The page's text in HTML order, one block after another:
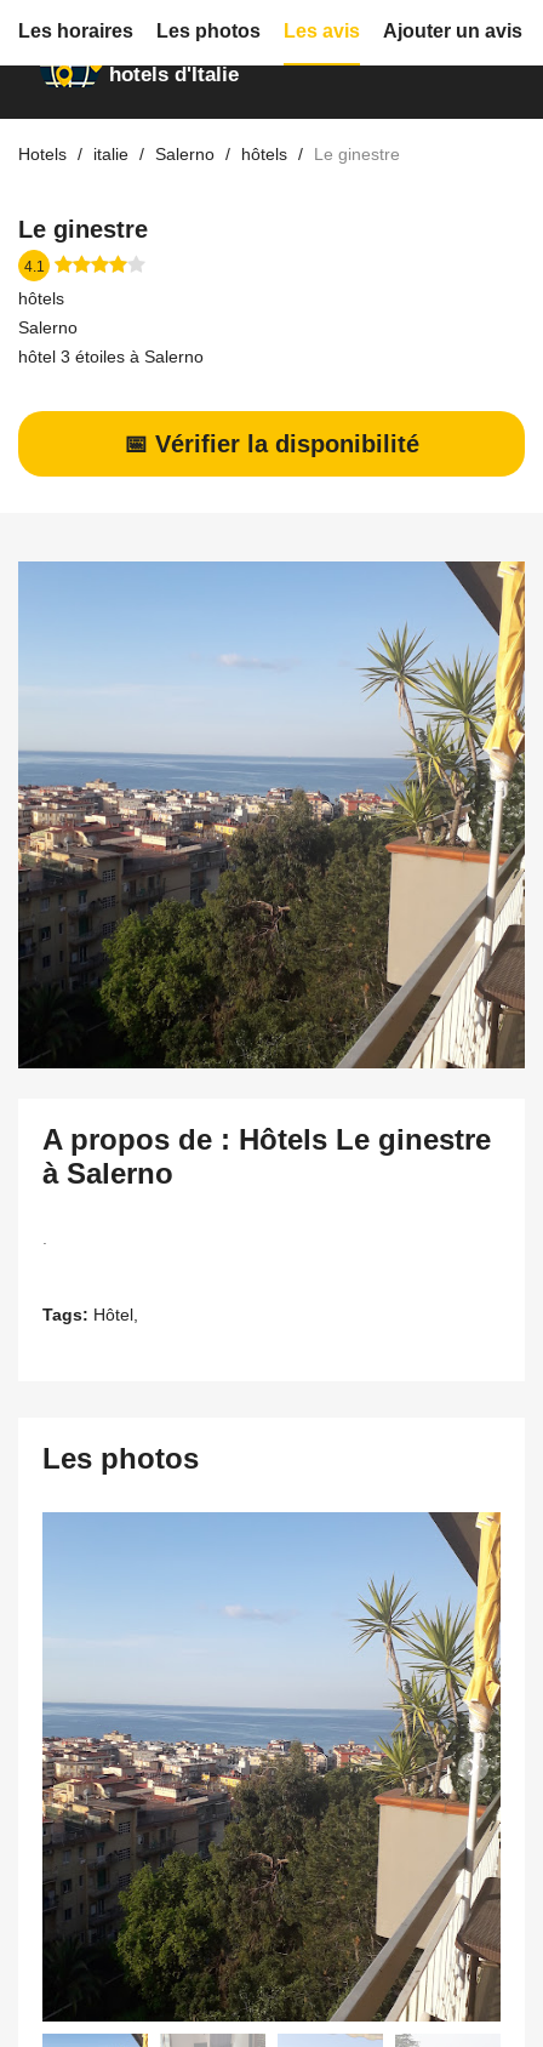
Annuaire des
hotels d'Italie
Hotels italie Salerno hôtels Le ginestre
Le ginestre
4.1
hôtels
Salerno
hôtel 3 étoiles à Salerno
📅 Vérifier la disponibilité
Les horaires Les photos Les avis Ajouter un avis
A propos de : Hôtels Le ginestre
à Salerno
Tags: Hôtel,
Les photos